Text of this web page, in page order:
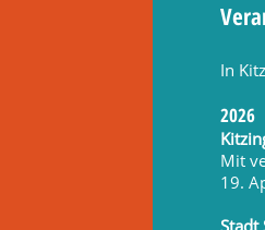
In
2026
Mit
19.